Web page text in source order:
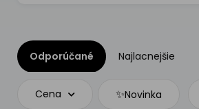
Odporúčané Najlacnejšie
Cena ✨Novinka